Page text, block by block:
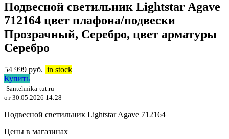
Подвесной светильник Lightstar Agave
712164 цвет плафона/подвески
Прозрачный, Серебро, цвет арматуры
Серебро
54 999 руб. in stock
Купить
Santehnika-tut.ru
от 30.05.2026 14:28
Подвесной светильник Lightstar Agave 712164
Цены в магазинах